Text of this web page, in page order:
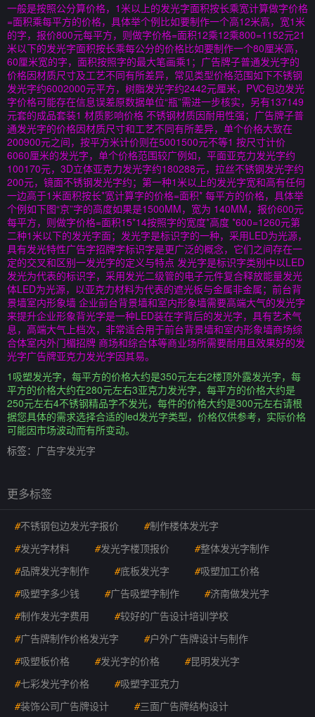
一般是按照公分算价格，1米以上的发光字面积按长乘宽计算做字价格
=面积乘每平方的价格，具体举个例比如要制作一个高12米高，宽1米
的字，报价800元每平方，则做字价格=面积12乘12乘800=1152元21
米以下的发光字面积按长乘每公分的价格比如要制作一个80厘米高，
60厘米宽的字，面积按照字的最大笔画乘1；广告牌子普通发光字的
价格因材质尺寸及工艺不同有所差异，常见类型价格范围如下不锈钢
发光字约6002000元平方，树脂发光字约2442元厘米，PVC包边发光
字价格可能存在信息误差原数据单位“瓶”需进一步核实，另有137149
元套的成品套装1 材质影响价格 不锈钢材质因耐用性强；广告牌子普
通发光字的价格因材质尺寸和工艺不同有所差异，单个价格大致在
200900元之间，按平方米计价则在5001500元不等1 按尺寸计价
6060厘米的发光字，单个价格范围较广例如，平面亚克力发光字约
100170元，3D立体亚克力发光字约180288元，拉丝不锈钢发光字约
200元，镜面不锈钢发光字约；第一种1米以上的发光字宽和高有任何
一边高于1米面积按长*宽计算字的价格=面积* 每平方的价格，具体举
个例如下图“京”字的高度如果是1500MM，宽为 140MM，报价600元
每平方，则做字价格=面积15*14按照字的宽度*高度 *600=1260元第
二种1米以下的发光字面；发光字是标识字的一种，采用LED为光源，
具有发光特性广告字招牌字标识字是更广泛的概念，它们之间存在一
定的交叉和区别一发光字的定义与特点 发光字是标识字类别中以LED
发光为代表的标识字，采用发光二级管的电子元件复合释放能量发光
体LED为光源，以亚克力材料为代表的遮光板与金属非金属；前台背
景墙室内形象墙 企业前台背景墙和室内形象墙需要高端大气的发光字
来提升企业形象背光字是一种LED装在字背后的发光字，具有艺术气
息，高端大气上档次，非常适合用于前台背景墙和室内形象墙商场综
合体室内外门楣招牌 商场和综合体等商业场所需要耐用且效果好的发
光字广告牌亚克力发光字因其易。
1吸塑发光字，每平方的价格大约是350元左右2楼顶外露发光字，每
平方的价格大约在280元左右3亚克力发光字，每平方的价格大约是
250元左右4不锈钢精品字不发光，每件的价格大约是300元左右请根
据您具体的需求选择合适的led发光字类型，价格仅供参考，实际价格
可能因市场波动而有所变动。
标签： 广告字发光字
更多标签
#不锈钢包边发光字报价 #制作楼体发光字
#发光字材料 #发光字楼顶报价 #整体发光字制作
#品牌发光字制作 #底板发光字 #吸塑加工价格
#吸塑字多少钱 #广告吸塑字制作 #济南做发光字
#制作发光字费用 #较好的广告设计培训学校
#广告牌制作价格发光字 #户外广告牌设计与制作
#吸塑板价格 #发光字的价格 #昆明发光字
#七彩发光字价格 #吸塑字亚克力
#装饰公司广告牌设计 #三面广告牌结构设计